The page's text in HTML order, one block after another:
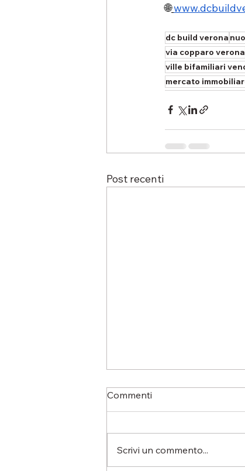
🌐
dc build verona
via copparo verona
ville bifamiliari
mercato
Post recenti
Commenti
Scrivi un commento...